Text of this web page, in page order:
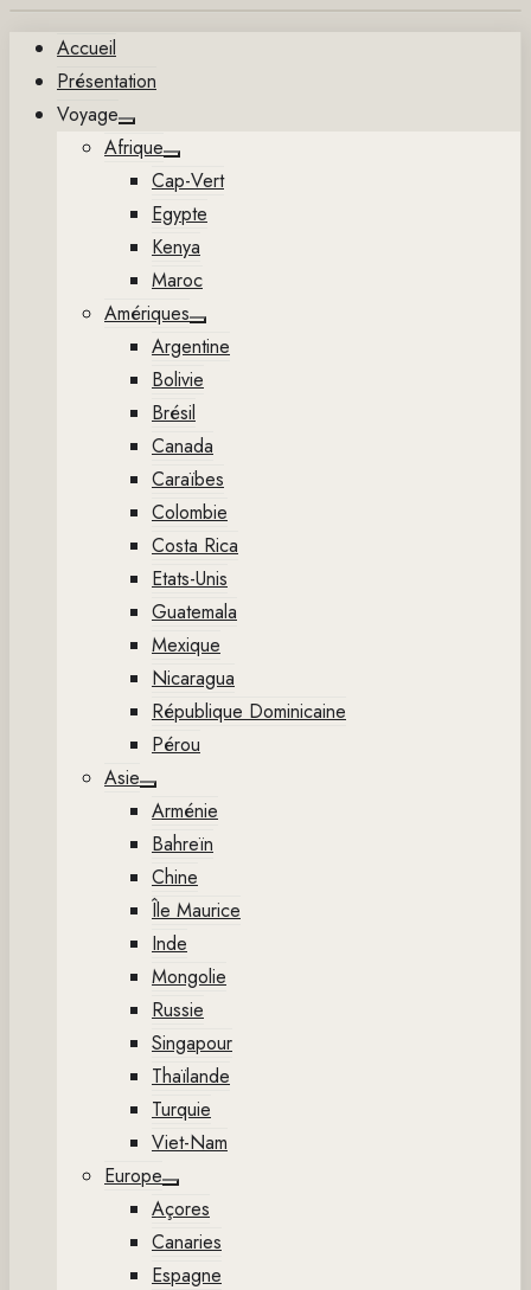
contenu
Accueil
Présentation
Voyage
Show
sub
menu
Afrique
Show
sub
menu
Cap-Vert
Egypte
Kenya
Maroc
Amériques
Show
sub
menu
Argentine
Bolivie
Brésil
Canada
Caraïbes
Colombie
Costa Rica
Etats-Unis
Guatemala
Mexique
Nicaragua
République Dominicaine
Pérou
Asie
Show
sub
menu
Arménie
Bahreïn
Chine
Île Maurice
Inde
Mongolie
Russie
Singapour
Thaïlande
Turquie
Viet-Nam
Europe
Show
sub
menu
Açores
Canaries
Espagne